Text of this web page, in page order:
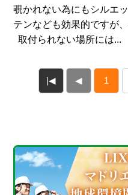
覗かれない為にもシルエ
テンなども効果的ですが
取付られない場所には...
|◀ ◀ 1